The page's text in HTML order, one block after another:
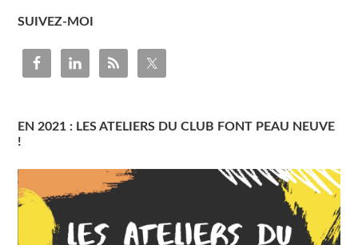
SUIVEZ-MOI
EN 2021 : LES ATELIERS DU CLUB FONT PEAU NEUVE
!